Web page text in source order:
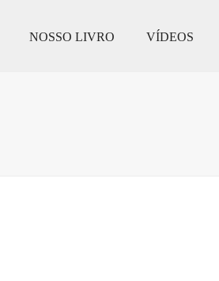
NOSSO LIVRO VÍDEOS